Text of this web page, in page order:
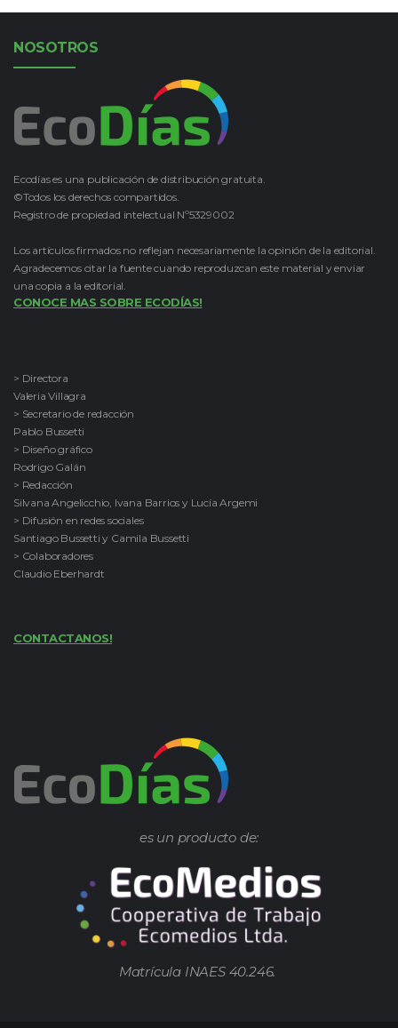
NOSOTROS
Ecodías es una publicación de distribución gratuita.
©Todos los derechos compartidos.
Registro de propiedad intelectual Nº5329002
Los artículos firmados no reflejan necesariamente la opinión de la editorial.
Agradecemos citar la fuente cuando reproduzcan este material y enviar
una copia a la editorial.
CONOCE MAS SOBRE ECODÍAS!
> Directora
Valeria Villagra
> Secretario de redacción
Pablo Bussetti
> Diseño gráfico
Rodrigo Galán
> Redacción
Silvana Angelicchio, Ivana Barrios y Lucía Argemi
> Difusión en redes sociales
Santiago Bussetti y Camila Bussetti
> Colaboradores
Claudio Eberhardt
CONTACTANOS!
es un producto de:
Matrícula INAES 40.246.